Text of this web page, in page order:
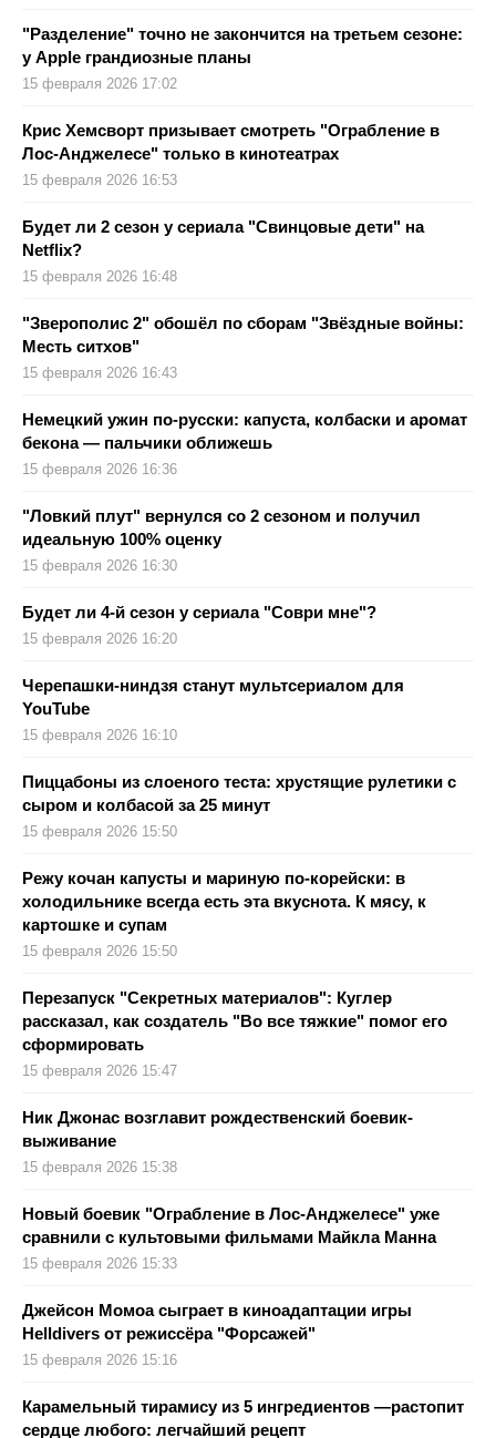
"Разделение" точно не закончится на третьем сезоне:
у Apple грандиозные планы
15 февраля 2026 17:02
Крис Хемсворт призывает смотреть "Ограбление в
Лос-Анджелесе" только в кинотеатрах
15 февраля 2026 16:53
Будет ли 2 сезон у сериала "Свинцовые дети" на
Netflix?
15 февраля 2026 16:48
"Зверополис 2" обошёл по сборам "Звёздные войны:
Месть ситхов"
15 февраля 2026 16:43
Немецкий ужин по-русски: капуста, колбаски и аромат
бекона — пальчики оближешь
15 февраля 2026 16:36
"Ловкий плут" вернулся со 2 сезоном и получил
идеальную 100% оценку
15 февраля 2026 16:30
Будет ли 4-й сезон у сериала "Соври мне"?
15 февраля 2026 16:20
Черепашки-ниндзя станут мультсериалом для
YouTube
15 февраля 2026 16:10
Пиццабоны из слоеного теста: хрустящие рулетики с
сыром и колбасой за 25 минут
15 февраля 2026 15:50
Режу кочан капусты и мариную по-корейски: в
холодильнике всегда есть эта вкуснота. К мясу, к
картошке и супам
15 февраля 2026 15:50
Перезапуск "Секретных материалов": Куглер
рассказал, как создатель "Во все тяжкие" помог его
сформировать
15 февраля 2026 15:47
Ник Джонас возглавит рождественский боевик-
выживание
15 февраля 2026 15:38
Новый боевик "Ограбление в Лос-Анджелесе" уже
сравнили с культовыми фильмами Майкла Манна
15 февраля 2026 15:33
Джейсон Момоа сыграет в киноадаптации игры
Helldivers от режиссёра "Форсажей"
15 февраля 2026 15:16
Карамельный тирамису из 5 ингредиентов —растопит
сердце любого: легчайший рецепт